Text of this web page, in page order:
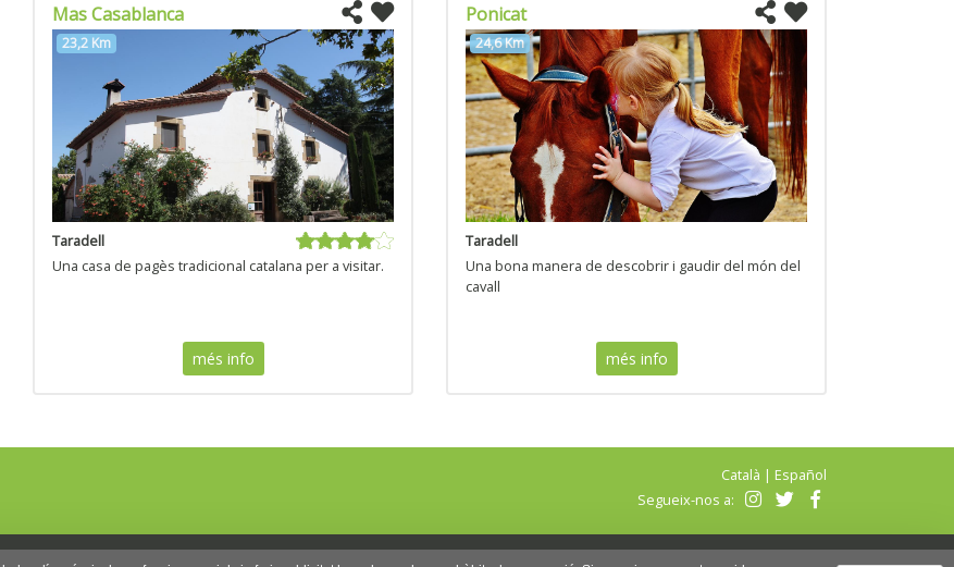
Mas Casablanca
23,2 Km
Taradell
Una casa de pagès tradicional catalana per a visitar.
més info
Ponicat
24,6 Km
Taradell
Una bona manera de descobrir i gaudir del món del
cavall
més info
Català | Español
Segueix-nos a: